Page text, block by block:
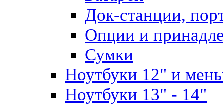
Док-станции,
Опции и
Сумки
Ноутбуки 12" и
Ноутбуки 13" - 14"